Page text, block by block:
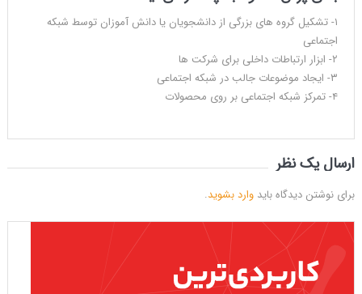
۱- تشکیل گروه های بزرگی از دانشجویان یا دانش آموزان توسط شبکه
اجتماعی
۲- ابزار ارتباطات داخلی برای شرکت ها
۳- ایجاد موضوعات جالب در شبکه اجتماعی
۴- تمرکز شبکه اجتماعی بر روی محصولات
ارسال یک نظر
برای نوشتن دیدگاه باید وارد بشوید.